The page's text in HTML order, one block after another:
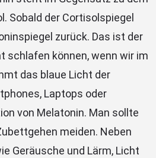
Sobald der Cortisolspiegel
zurück. Das ist der
schlafen können, wenn wir im
das blaue Licht der
Laptops oder
von Melatonin. Man sollte
meiden. Neben
Geräusche und Lärm, Licht